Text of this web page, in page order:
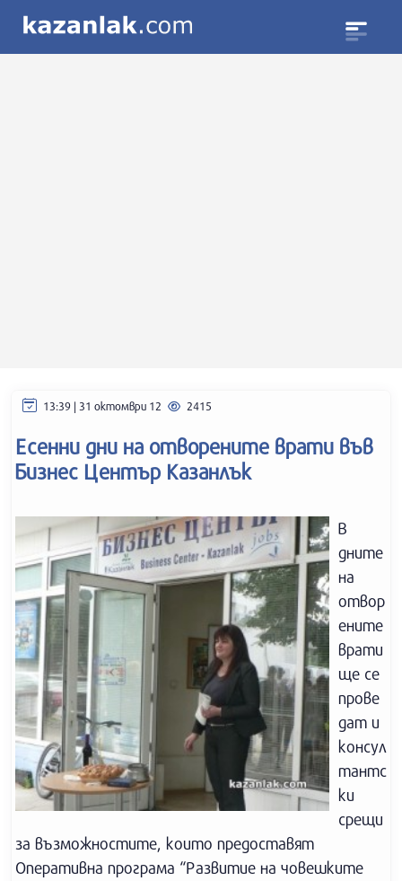
13:39 | 31 октомври 12 2415
Есенни дни на отворените врати във
Бизнес Център Казанлък
В
дните
на
отвор
ените
врати
ще се
прове
дат и
консул
тантс
ки
срещи
за възможностите, които предоставят
Оперативна програма “Развитие на човешките